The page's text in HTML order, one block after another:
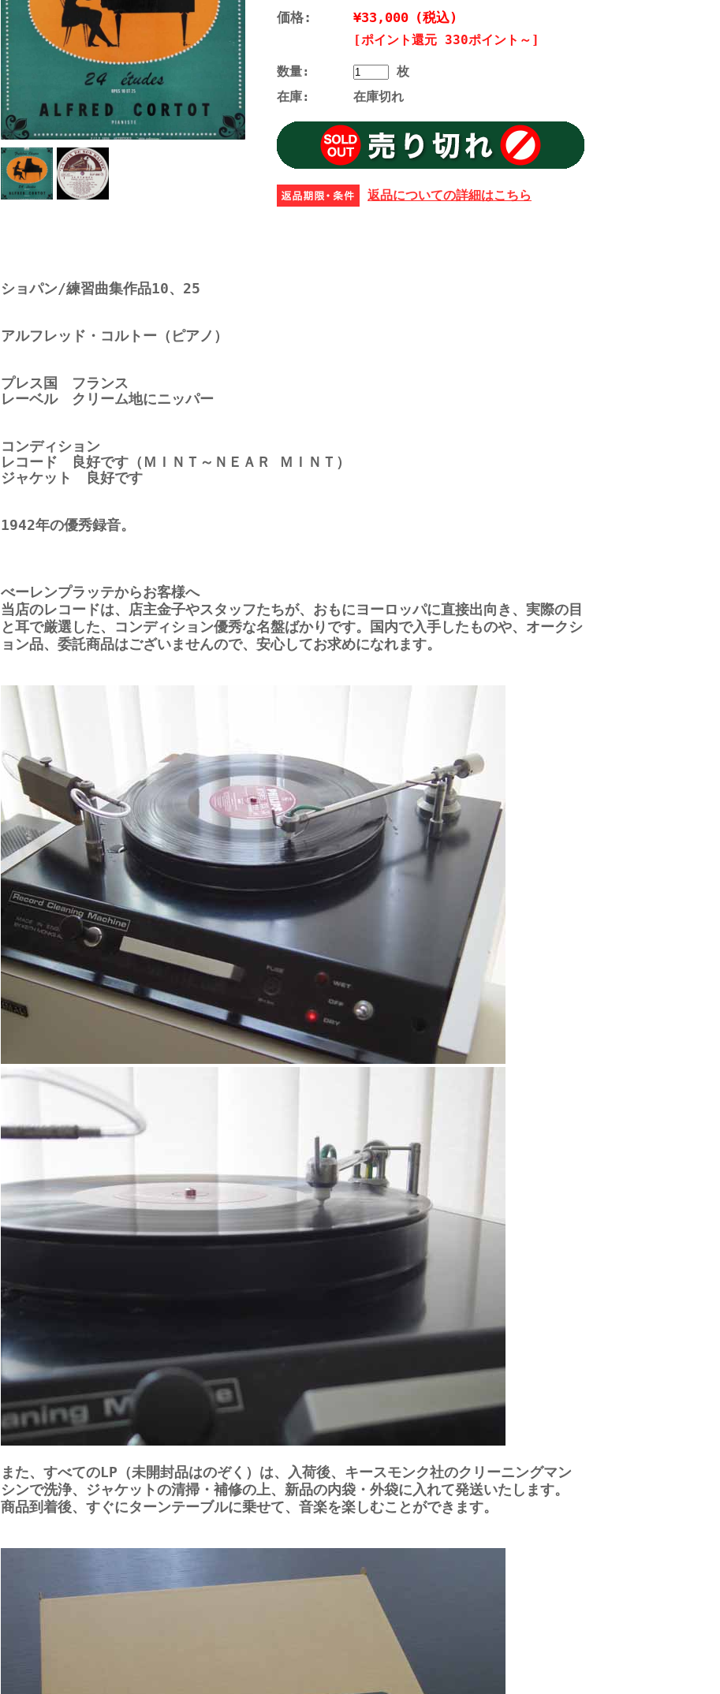
価格: ¥33,000 (税込)
[ポイント還元 330ポイント～]
数量:
枚
在庫:
在庫切れ
返品についての詳細はこちら
ショパン/練習曲集作品10、25
アルフレッド・コルトー（ピアノ）
プレス国 フランス
レーベル クリーム地にニッパー
コンディション
レコード 良好です（ＭＩＮＴ～ＮＥＡＲ ＭＩＮＴ）
ジャケット 良好です
1942年の優秀録音。
べーレンプラッテからお客様へ
当店のレコードは、店主金子やスタッフたちが、おもにヨーロッパに直接出向き、実際の目
と耳で厳選した、コンディション優秀な名盤ばかりです。国内で入手したものや、オークシ
ョン品、委託商品はございませんので、安心してお求めになれます。
また、すべてのLP（未開封品はのぞく）は、入荷後、キースモンク社のクリーニングマン
シンで洗浄、ジャケットの清掃・補修の上、新品の内袋・外袋に入れて発送いたします。
商品到着後、すぐにターンテーブルに乗せて、音楽を楽しむことができます。